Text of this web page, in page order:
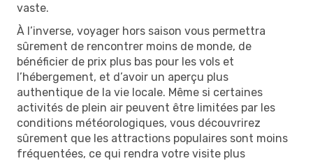
vaste.
À l’inverse, voyager hors saison vous permettra
sûrement de rencontrer moins de monde, de
bénéficier de prix plus bas pour les vols et
l’hébergement, et d’avoir un aperçu plus
authentique de la vie locale. Même si certaines
activités de plein air peuvent être limitées par les
conditions météorologiques, vous découvrirez
sûrement que les attractions populaires sont moins
fréquentées, ce qui rendra votre visite plus